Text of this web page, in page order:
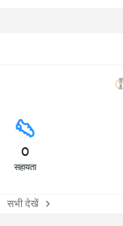
0
सहायता
सभी देखें